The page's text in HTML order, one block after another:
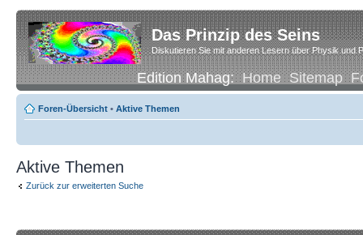
Das Prinzip des Seins
Diskutieren Sie mit anderen Lesern über Physik und
Edition Mahag:Home Sitemap
Foren-Übersicht • Aktive Themen
Aktive Themen
Zurück zur erweiterten Suche